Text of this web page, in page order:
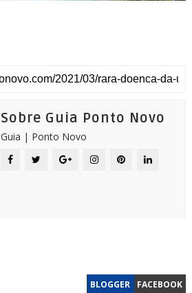
Sobre Guia Ponto Novo
Guia | Ponto Novo
BLOGGER FACEBOOK